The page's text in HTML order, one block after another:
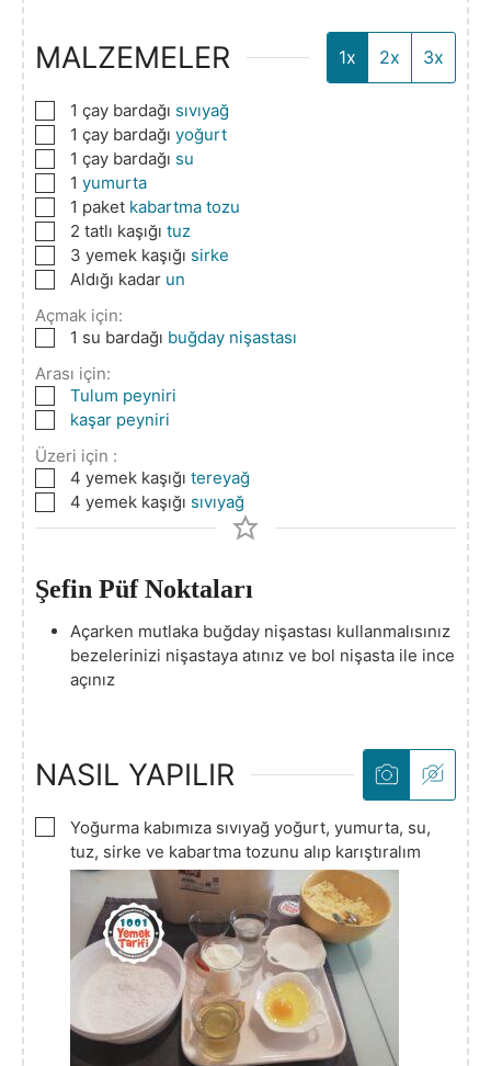
MALZEMELER 1x 2x 3x
▢1 çay bardağı sıvıyağ
▢1 çay bardağı yoğurt
▢1 çay bardağı su
▢1 yumurta
▢1 paket kabartma tozu
▢
2 tatlı kaşığı tuz
▢
3 yemek kaşığı sirke
▢
Aldığı kadar un
Açmak için:
▢1 su bardağı buğday nişastası
Arası için:
▢
Tulum peyniri
▢
kaşar peyniri
Üzeri için :
▢
4 yemek kaşığı tereyağ
▢
4 yemek kaşığı sıvıyağ
Şefin Püf Noktaları
Açarken mutlaka buğday nişastası kullanmalısınız
bezelerinizi nişastaya atınız ve bol nişasta ile ince
açınız
NASIL YAPILIR
▢
Yoğurma kabımıza sıvıyağ yoğurt, yumurta, su,
tuz, sirke ve kabartma tozunu alıp karıştıralım